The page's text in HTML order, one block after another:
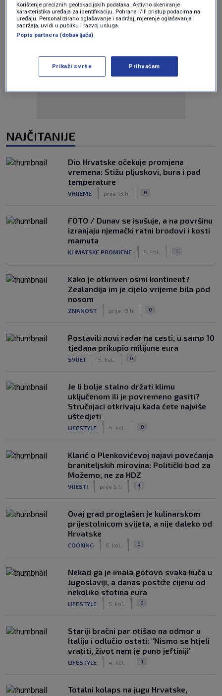
Oglas
NAJČITANIJE
Dio Hrvatske očekuje promjena
vremena: Stižu pljuskovi, bura i pad
temperature
VRIJEME prije 13 h 0
FOTO / Dunav se isušuje, a na površinu
izranjaju njemački ratni brodovi i kosti
mamuta
KLIMATSKE PROMJENE 5. kol. 1
Kako je otkriven osmi kontinent?
Zealandija im je cijelo vrijeme bila pod
nosom
ZNANOST prije 13 h 0
Postavili novi radar na cesti, u samo 10
tjedana prikupio milijune eura
SVIJET 5. kol. 0
Je li bolje stalno držati klimu
uključenom ili je povremeno gasiti?
Stručnjaci otkrivaju kada ćete najviše
uštedjeti
LIFESTYLE 4. kol. 0
Klarić o Plenkovićevoj najavi povećanja
braniteljskih mirovina: Politički bod za
Možemo, ne za HDZ
VIJESTI prije 6 h 3
Ovaj grad proglašen je kulinarskom
prijestolnicom svijeta, a nije daleko od
Hrvatske
COOKING 5. kol. 0
Nekad ga je imala gotovo svaka kuća u
Jugoslaviji, a danas postiže cijenu od
nekoliko stotina eura
LIFESTYLE 5. kol. 0
Stariji bračni par otišao na odmor u
Italiju i odlučio ostati: "Nismo se htjeli
vratiti, život nam je puno jeftiniji"
LIFESTYLE 4. kol. 1
Totalni kolaps na jugu Hrvatske,
Korištenje preciznih geolokacijskih podataka. Aktivno skeniranje
karakteristika uređaja za identifikaciju. Pohrana i/ili pristup podacima na
uređaju. Personalizirano oglašavanje i sadržaj, mjerenje oglašavanja i
sadržaja, uvidi u publiku i razvoj usluga.
Popis partnera (dobavljača)
Prikaži svrhe Prihvaćam